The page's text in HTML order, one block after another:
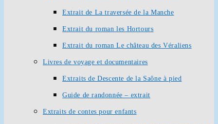
Extrait de La traversée de la Manche
Extrait du roman les Hortours
Extrait du roman Le château des Véraliens
Livres de voyage et documentaires
Extraits de Descente de la Saône à pied
Guide de randonnée – extrait
Extraits de contes pour enfants